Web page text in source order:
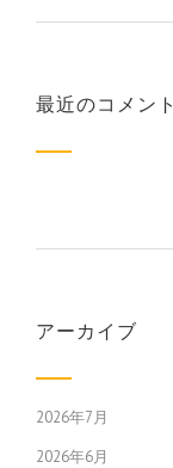
最近のコメント
アーカイブ
2026年7月
2026年6月